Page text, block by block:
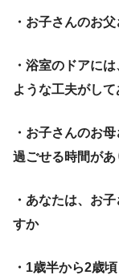
・お子さんのお
・浴室のドアに
ような工夫がし
・お子さんのお
過ごせる時間があ
・あなたは、お
すか
・1歳半から2歳